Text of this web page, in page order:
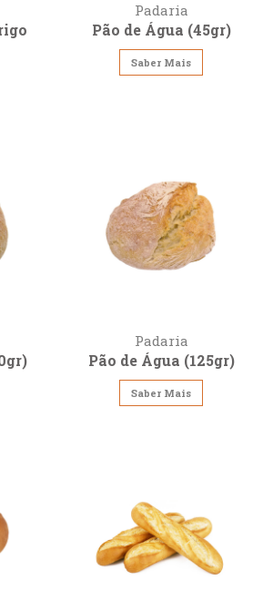
Padaria
Pão de Água (45gr)
Saber Mais
Padaria
Pão de Água (125gr)
Saber Mais